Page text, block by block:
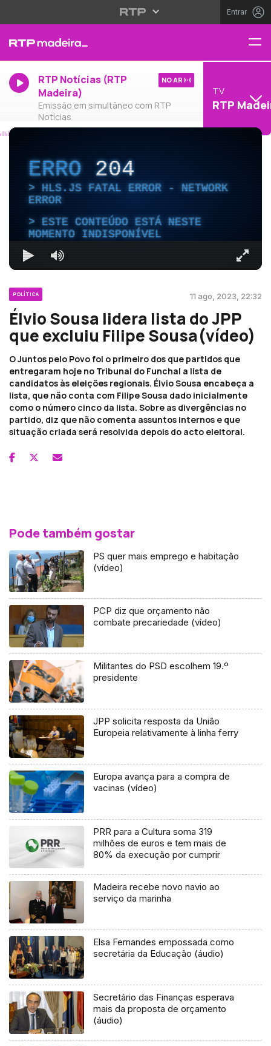
Entrar
RTP Notícias (RTP
Madeira)
Emissão em simultâneo com RTP
Notícias
NO AR
TV
RTP
ERRO204
HLS.JS FATAL ERROR - NETWORK
ERROR
ESTE CONTEÚDO ESTÁ NESTE
MOMENTO INDISPONÍVEL
POLÍTICA 11 ago, 2023, 22:32
Élvio Sousa lidera lista do JPP
que excluiu Filipe Sousa(vídeo)
O Juntos pelo Povo foi o primeiro dos que partidos que
entregaram hoje no Tribunal do Funchal a lista de
candidatos às eleições regionais. Élvio Sousa encabeça a
lista, que não conta com Filipe Sousa dado inicialmente
como o número cinco da lista. Sobre as divergências no
partido, diz que não comenta assuntos internos e que
situação criada será resolvida depois do acto eleitoral.
Pode também gostar
PS quer mais emprego e habitação
(vídeo)
PCP diz que orçamento não
combate precariedade (vídeo)
Militantes do PSD escolhem 19.º
presidente
JPP solicita resposta da União
Europeia relativamente à linha ferry
Europa avança para a compra de
vacinas (vídeo)
PRR para a Cultura soma 319
milhões de euros e tem mais de
80% da execução por cumprir
Madeira recebe novo navio ao
serviço da marinha
Elsa Fernandes empossada como
secretária da Educação (áudio)
Secretário das Finanças esperava
mais da proposta de orçamento
(áudio)